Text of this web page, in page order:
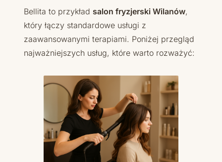
Bellita to przykład salon fryzjerski Wilanów,
który łączy standardowe usługi z
zaawansowanymi terapiami. Poniżej przegląd
najważniejszych usług, które warto rozważyć: